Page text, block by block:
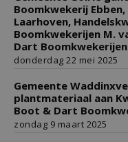
Boomkwekerij
Laarhoven,
Boomkwekerijen M.
Dart
donderdag 22 mei 2025
Gemeente
plantmateriaal aan
Boot & Dart
zondag 9 maart 2025